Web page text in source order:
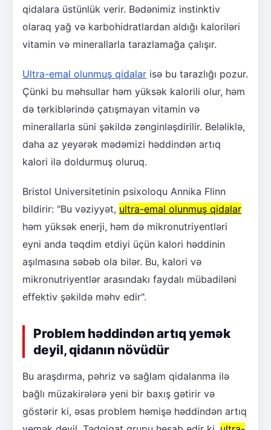
qidalara üstünlük verir. Bədənimiz instinktiv
olaraq yağ və karbohidratlardan aldığı kaloriləri
vitamin və minerallarla tarazlamağa çalışır.
Ultra-emal olunmuş qidalar isə bu tarazlığı pozur.
Çünki bu məhsullar həm yüksək kalorili olur, həm
də tərkiblərində çatışmayan vitamin və
minerallarla süni şəkildə zənginləşdirilir. Beləliklə,
daha az yeyərək mədəmizi həddindən artıq
kalori ilə doldurmuş oluruq.
Bristol Universitetinin psixoloqu Annika Flinn
bildirir: "Bu vəziyyət, ultra-emal olunmuş qidalar
həm yüksək enerji, həm də mikronutriyentləri
eyni anda təqdim etdiyi üçün kalori həddinin
aşılmasına səbəb ola bilər. Bu, kalori və
mikronutriyentlər arasındakı faydalı mübadiləni
effektiv şəkildə məhv edir".
Problem həddindən artıq yemək
deyil, qidanın növüdür
Bu araşdırma, pəhriz və sağlam qidalanma ilə
bağlı müzakirələrə yeni bir baxış gətirir və
göstərir ki, əsas problem həmişə həddindən artıq